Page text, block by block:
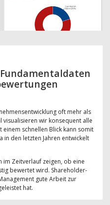
oft mehr als
visualisieren wir konsequent alle
einem schnellen Blick kann somit
in den letzten Jahren entwickelt
im Zeitverlauf zeigen, ob eine
bewertet wird. Shareholder-
gute Arbeit zur
hat.